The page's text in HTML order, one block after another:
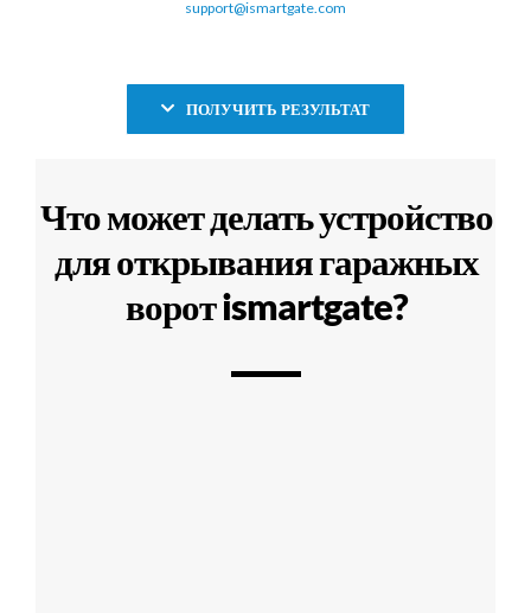
support@ismartgate.com
ПОЛУЧИТЬ РЕЗУЛЬТАТ
Что может делать устройство
для открывания гаражных
ворот ismartgate?